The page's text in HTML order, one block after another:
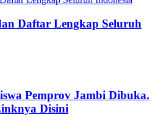
Daftar Lengkap Seluruh
Pemprov Jambi Dibuka.
Disini